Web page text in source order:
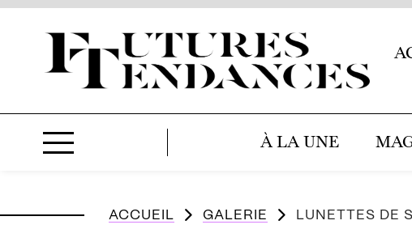
À LA UNE
ACCUEIL GALERIE LUNETTES DE